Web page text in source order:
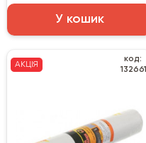
У кошик
АКЦІЯ
код:
132661